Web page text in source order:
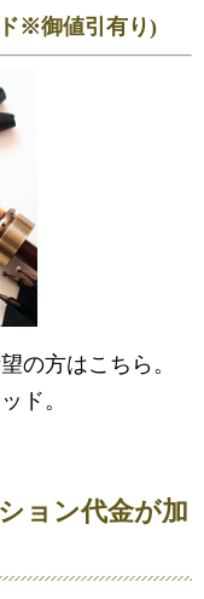
ド※御値引有り)
の方はこちら。
ド。
ョン代金が加